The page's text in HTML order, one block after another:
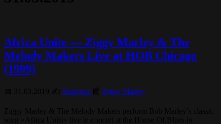
Africa Unite — Ziggy Marley & The
Melody Makers Live at HOB Chicago
(1999)
Rastagor Ziggy Marley